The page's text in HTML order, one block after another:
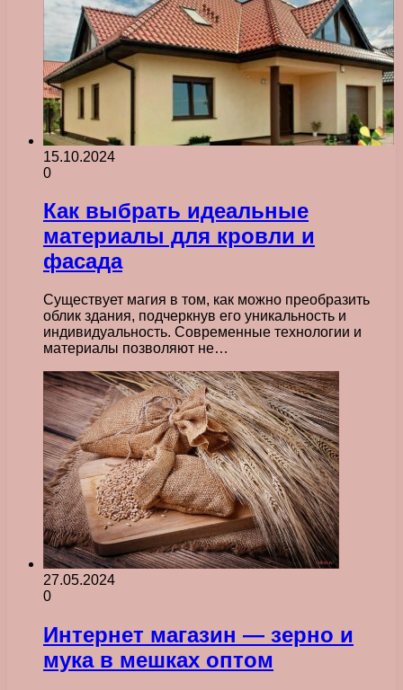
15.10.2024
0
Как выбрать идеальные
материалы для кровли и
фасада
Существует магия в том, как можно преобразить
облик здания, подчеркнув его уникальность и
индивидуальность. Современные технологии и
материалы позволяют не…
27.05.2024
0
Интернет магазин — зерно и
мука в мешках оптом